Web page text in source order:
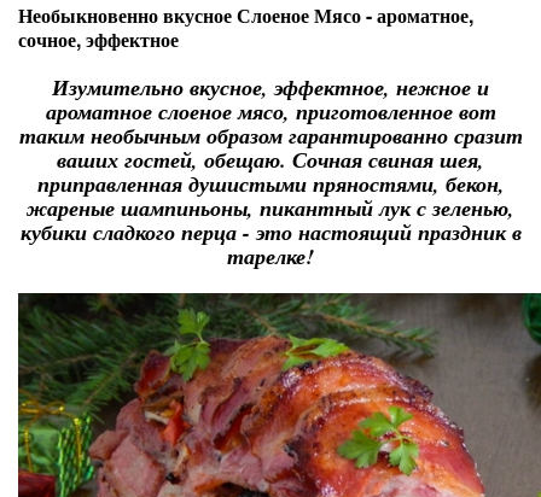
Необыкновенно вкусное Слоеное Мясо - ароматное,
сочное, эффектное
Изумительно вкусное, эффектное, нежное и
ароматное слоеное мясо, приготовленное вот
таким необычным образом гарантированно сразит
ваших гостей, обещаю. Сочная свиная шея,
приправленная душистыми пряностями, бекон,
жареные шампиньоны, пикантный лук с зеленью,
кубики сладкого перца - это настоящий праздник в
тарелке!